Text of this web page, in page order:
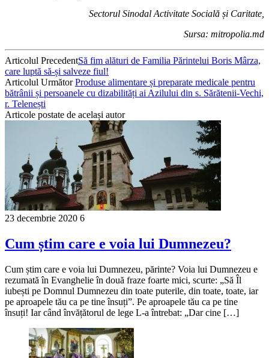
Sectorul Sinodal Activitate Socială și Caritate,
Sursa: mitropolia.md
Articolul PrecedentSă fim alături de Familia Părintelui Boris Mârza,
care luptă să-și salveze fiul!
Articolul UrmătorProduse alimentare și preparate medicale pentru
bătrânii și persoanele cu dizabilități ai Azilului din s. Sărătenii-Vechi,
r. Telenești
Articole postate de același autor
23 decembrie 2020 6
Cum știm care e voia lui Dumnezeu?
Cum știm care e voia lui Dumnezeu, părinte? Voia lui Dumnezeu e
rezumată în Evanghelie în două fraze foarte mici, scurte: „Să Îl
iubești pe Domnul Dumnezeu din toate puterile, din toate, toate, iar
pe aproapele tău ca pe tine însuți”. Pe aproapele tău ca pe tine
însuți! Iar când învățătorul de lege L-a întrebat: „Dar cine […]